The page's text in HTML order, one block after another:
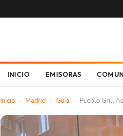
INICIO EMISORAS
Inicio › Madrid › Guía › Pueblo Grill